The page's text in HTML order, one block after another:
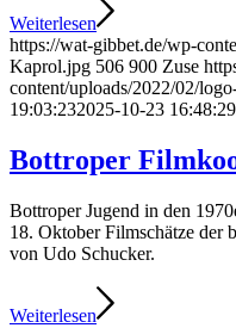
Weiterlesen
https://wat-gibbet.de/wp-
Kaprol.jpg 506 900 Zuse
content/uploads/2022/02/
19:03:232025-10-23 16:48:29
Bottroper
Bottroper Jugend in den
18. Oktober Filmschätze der
von Udo Schucker.
Weiterlesen